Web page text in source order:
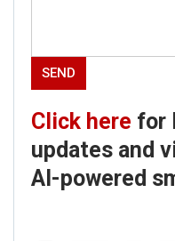
Click here for
updates and
AI-powered